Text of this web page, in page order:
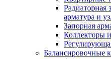
Радиаторная
арматура и
Запорная
Коллекторы
Балансировочные